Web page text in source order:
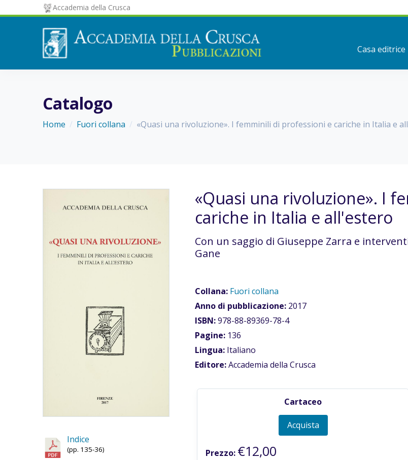
Accademia della Crusca
Casa editrice
Catalogo
Home Fuori collana «Quasi una rivoluzione». I femminili di professioni e cariche in Italia e
Indice
(pp. 135-36)
«Quasi una rivoluzione». I
cariche in Italia e all'estero
Con un saggio di Giuseppe Zarra e
Gane
Collana: Fuori collana
Anno di pubblicazione: 2017
ISBN:978-88-89369-78-4
Pagine: 136
Lingua: Italiano
Editore:Accademia della Crusca
Cartaceo
Acquista
Prezzo: €12,00